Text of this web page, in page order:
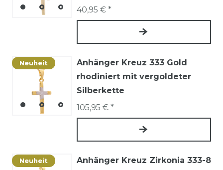
40,95 € *
Neuheit
Anhänger Kreuz 333 Gold
rhodiniert mit vergoldeter
Silberkette
105,95 € *
Neuheit
Anhänger Kreuz Zirkonia 333-8